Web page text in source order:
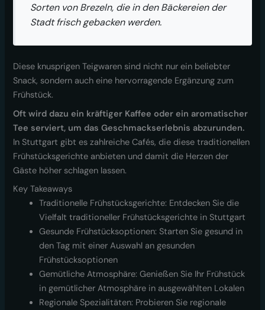
Sorten von Brezeln, die in den Bäckereien der
Stadt frisch gebacken werden.
Diese knusprigen Teigwaren sind nicht nur ein beliebter
Snack, sondern auch eine hervorragende Ergänzung zum
Frühstück.
Oft wird dazu ein kräftiger Kaffee oder ein aromatischer
Tee serviert, um das Geschmackserlebnis abzurunden.
In Stuttgart gibt es zahlreiche Cafés, die diese traditionellen
Frühstücksgerichte anbieten und damit die Herzen der
Gäste höher schlagen lassen.
Key Takeaways
Traditionelle Frühstücksgerichte: Entdecken Sie die
Vielfalt traditioneller Frühstücksgerichte in Stuttgart
Gesunde Frühstücksoptionen: Starten Sie gesund in
den Tag mit einer Auswahl an gesunden
Frühstücksoptionen
Gemütliche Atmosphäre: Genießen Sie Ihr Frühstück
in gemütlicher Atmosphäre in ausgewählten Lokalen
Regionale Spezialitäten: Probieren Sie regionale